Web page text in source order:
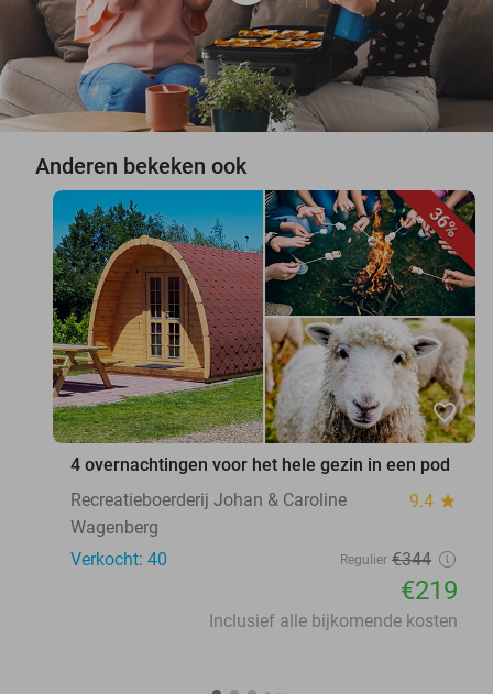
Anderen bekeken ook
36%
favorite_border
4 overnachtingen voor het hele gezin in een pod
Recreatieboerderij Johan & Caroline
9.4 star
Wagenberg
Verkocht: 40
Regulier €344
€219
Inclusief alle bijkomende kosten